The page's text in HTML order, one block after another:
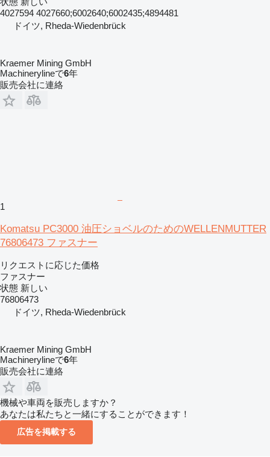
4027594 4027660;6002640;6002435;4894481
ドイツ, Rheda-Wiedenbrück
Kraemer Mining GmbH
Machinerylineで6年
販売会社に連絡
1
Komatsu PC3000 油圧ショベルのためのWELLENMUTTER
76806473 ファスナー
リクエストに応じた価格
ファスナー
状態 新しい
76806473
ドイツ, Rheda-Wiedenbrück
Kraemer Mining GmbH
Machinerylineで6年
販売会社に連絡
機械や車両を販売しますか？
あなたは私たちと一緒にすることができます！
広告を掲載する